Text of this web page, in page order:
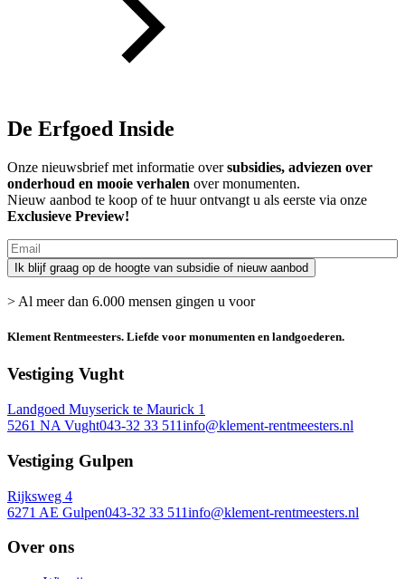
De Erfgoed Inside
Onze nieuwsbrief met informatie oversubsidies, adviezen over
onderhoud en mooie verhalen over monumenten.
Nieuw aanbod te koop of te huur ontvangt u als eerste via onze
Exclusieve Preview!
> Al meer dan 6.000 mensen gingen u voor
Klement Rentmeesters. Liefde voor monumenten en landgoederen.
Vestiging Vught
Landgoed Muyserick te Maurick 1
5261 NA Vught043-32 33 511info@klement-rentmeesters.nl
Vestiging Gulpen
Rijksweg 4
6271 AE Gulpen043-32 33 511info@klement-rentmeesters.nl
Over ons